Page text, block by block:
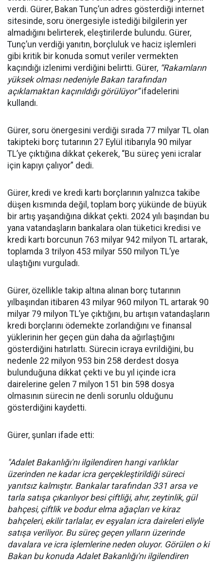
verdi. Gürer, Bakan Tunç’un adres gösterdiği internet
sitesinde, soru önergesiyle istediği bilgilerin yer
almadığını belirterek, eleştirilerde bulundu. Gürer,
Tunç’un verdiği yanıtın, borçluluk ve haciz işlemleri
gibi kritik bir konuda somut veriler vermekten
kaçındığı izlenimi verdiğini belirtti. Gürer, “Rakamların
yüksek olması nedeniyle Bakan tarafından
açıklamaktan kaçınıldığı görülüyor”ifadelerini
kullandı.
Gürer, soru önergesini verdiği sırada 77 milyar TL olan
takipteki borç tutarının 27 Eylül itibarıyla 90 milyar
TL’ye çıktığına dikkat çekerek, “Bu süreç yeni icralar
için kapıyı çalıyor” dedi.
Gürer, kredi ve kredi kartı borçlarının yalnızca takibe
düşen kısmında değil, toplam borç yükünde de büyük
bir artış yaşandığına dikkat çekti. 2024 yılı başından bu
yana vatandaşların bankalara olan tüketici kredisi ve
kredi kartı borcunun 763 milyar 942 milyon TL artarak,
toplamda 3 trilyon 453 milyar 550 milyon TL’ye
ulaştığını vurguladı.
Gürer, özellikle takip altına alınan borç tutarının
yılbaşından itibaren 43 milyar 960 milyon TL artarak 90
milyar 79 milyon TL’ye çıktığını, bu artışın vatandaşların
kredi borçlarını ödemekte zorlandığını ve finansal
yüklerinin her geçen gün daha da ağırlaştığını
gösterdiğini hatırlattı. Sürecin icraya evrildiğini, bu
nedenle 22 milyon 953 bin 258 derdest dosya
bulunduğuna dikkat çekti ve bu yıl içinde icra
dairelerine gelen 7 milyon 151 bin 598 dosya
olmasının sürecin ne denli sorunlu olduğunu
gösterdiğini kaydetti.
Gürer, şunları ifade etti:
"Adalet Bakanlığı'nı ilgilendiren hangi varlıklar
üzerinden ne kadar icra gerçekleştirildiği süreci
yanıtsız kalmıştır. Bankalar tarafından 331 arsa ve
tarla satışa çıkarılıyor besi çiftliği, ahır, zeytinlik, gül
bahçesi, çiftlik ve bodur elma ağaçları ve kiraz
bahçeleri, ekilir tarlalar, ev eşyaları icra daireleri eliyle
satışa veriliyor. Bu süreç geçen yılların üzerinde
davalara ve icra işlemlerine neden oluyor. Görülen o ki
Bakan bu konuda Adalet Bakanlığı'nı ilgilendiren